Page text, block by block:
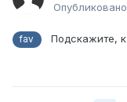
Опубликовано
fav Подскажите,